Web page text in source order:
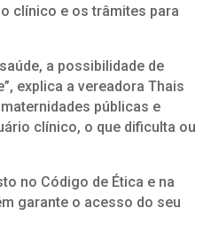
clínico e os trâmites para
a possibilidade de
explica a vereadora Thais
públicas e
clínico, o que dificulta ou
no Código de Ética e na
garante o acesso do seu